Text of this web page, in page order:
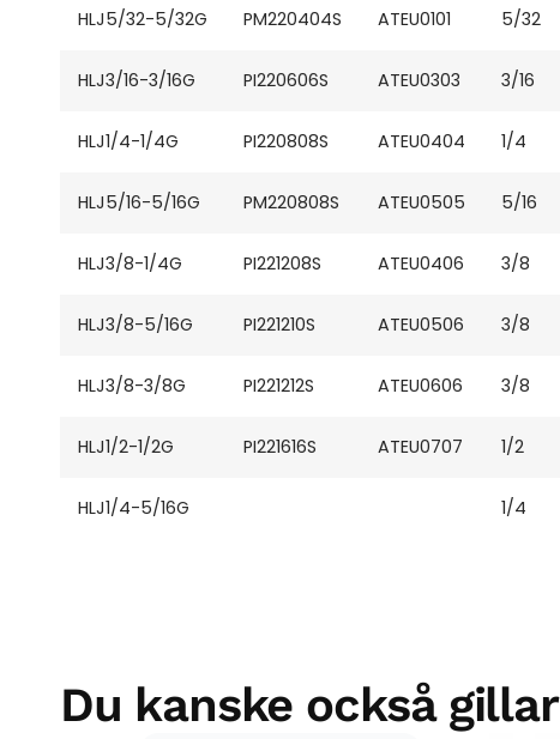
HLJ5/32-5/32G PM220404S ATEU0101 5/32
HLJ3/16-3/16G PI220606S ATEU0303 3/16
HLJ1/4-1/4G PI220808S ATEU0404 1/4
HLJ5/16-5/16G PM220808S ATEU0505 5/16
HLJ3/8-1/4G PI221208S ATEU0406 3/8
HLJ3/8-5/16G PI221210S ATEU0506 3/8
HLJ3/8-3/8G PI221212S ATEU0606 3/8
HLJ1/2-1/2G PI221616S ATEU0707 1/2
HLJ1/4-5/16G 1/4
Du kanske också gillar